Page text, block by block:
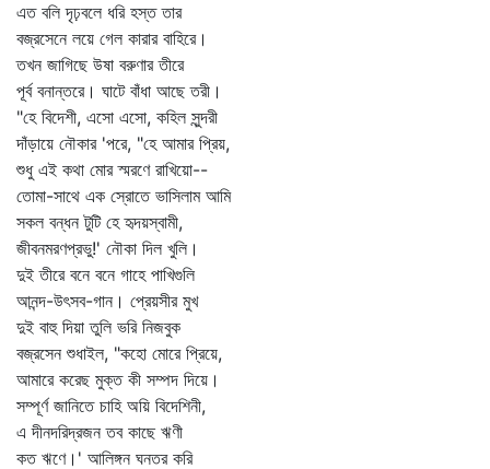
এত বলি দৃঢ়বলে ধরি হস্ত তার
বজ্রসেনে লয়ে গেল কারার বাহিরে।
তখন জাগিছে উষা বরুণার তীরে
পূর্ব বনান্তরে। ঘাটে বাঁধা আছে তরী।
"হে বিদেশী, এসো এসো, কহিল সুন্দরী
দাঁড়ায়ে নৌকার 'পরে, "হে আমার প্রিয়,
শুধু এই কথা মোর স্মরণে রাখিয়ো--
তোমা-সাথে এক স্রোতে ভাসিলাম আমি
সকল বন্ধন টুটি হে হৃদয়স্বামী,
জীবনমরণপ্রভু!' নৌকা দিল খুলি।
দুই তীরে বনে বনে গাহে পাখিগুলি
আনন্দ-উৎসব-গান। প্রেয়সীর মুখ
দুই বাহু দিয়া তুলি ভরি নিজবুক
বজ্রসেন শুধাইল, "কহো মোরে প্রিয়ে,
আমারে করেছ মুক্ত কী সম্পদ দিয়ে।
সম্পূর্ণ জানিতে চাহি অয়ি বিদেশিনী,
এ দীনদরিদ্রজন তব কাছে ঋণী
কত ঋণে।' আলিঙ্গন ঘনতর করি